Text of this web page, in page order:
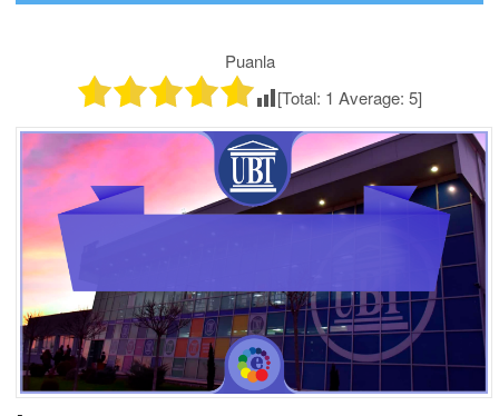
Puanla
[Total: 1 Average: 5]